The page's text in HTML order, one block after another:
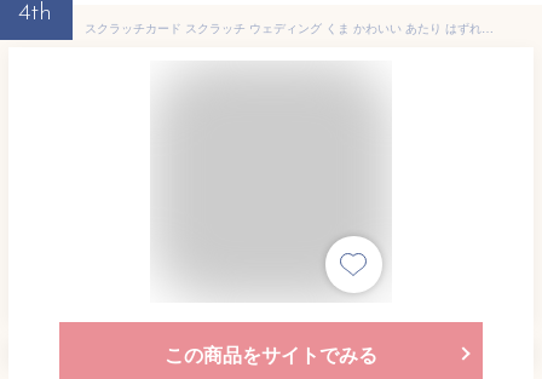
4th
スクラッチカード スクラッチ ウェディング くま かわいい あたり はずれ 1等 2等 3等 4等 5等 A賞 B賞 C賞 10円引き 50円引き 100円引き 300円引き 選べる カスタム 販促 販促品 お店 企画 キャンペーン セール パーティー 結婚式 くじ くじ引き あたりくじ 抽選 100枚
この商品をサイトでみる